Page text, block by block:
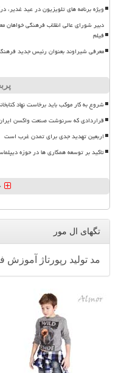
ویژه برنامه های تلویزیون در عید غدیر،
دبیر شورای عالی انقلاب فرهنگی خواهان
فیلم
معرفی شیراوند بعنوان رئیس جدید
شروع به کار موکب باید برخاست نهاد
قراردادی که سرنوشت صنعت واکسن
اربعین تهدید جدی برای تمدن غرب است
تاکید بر توسعه همکاری ها در حوزه
تگهای ال مور
مد تولید رپورتاژ آموزش